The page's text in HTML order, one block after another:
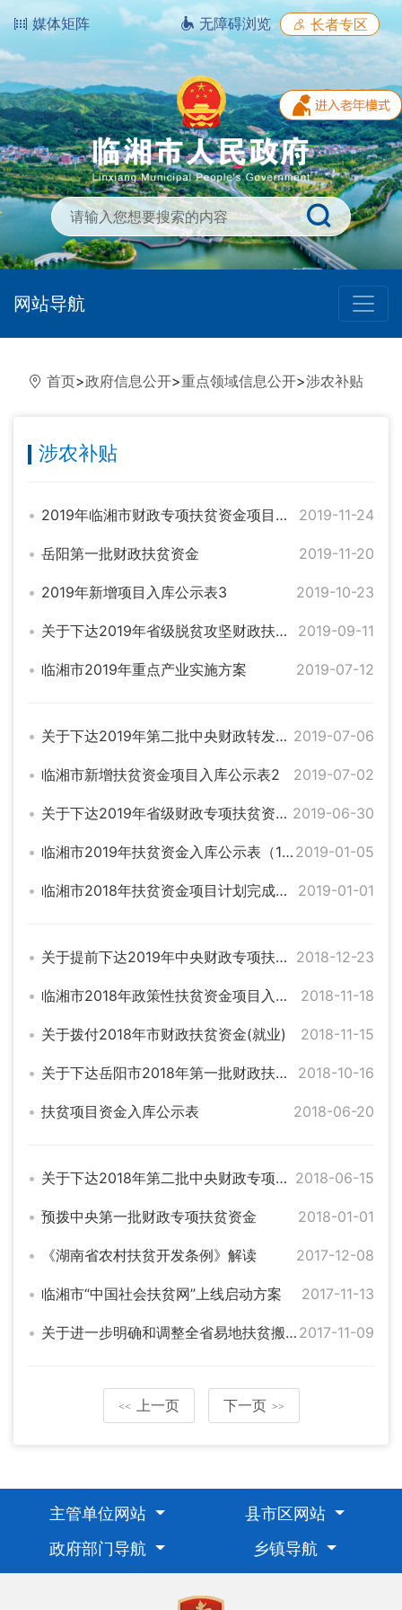
媒体矩阵 无障碍浏览 长者专区
网站导航
首页>政府信息公开>重点领域信息公开>涉农补贴
涉农补贴
2019年临湘市财政专项扶贫资金项目入库汇总表 2019-11-24
岳阳第一批财政扶贫资金 2019-11-20
2019年新增项目入库公示表3 2019-10-23
关于下达2019年省级脱贫攻坚财政扶贫资金计划的通知 2019-09-11
临湘市2019年重点产业实施方案 2019-07-12
关于下达2019年第二批中央财政转发扶贫资金的通知 2019-07-06
临湘市新增扶贫资金项目入库公示表2 2019-07-02
关于下达2019年省级财政专项扶贫资金的通知 2019-06-30
临湘市2019年扶贫资金入库公示表（1） 2019-01-05
临湘市2018年扶贫资金项目计划完成情况公示表 2019-01-01
关于提前下达2019年中央财政专项扶贫资金的通知 2018-12-23
临湘市2018年政策性扶贫资金项目入库公示表 2018-11-18
关于拨付2018年市财政扶贫资金(就业) 2018-11-15
关于下达岳阳市2018年第一批财政扶贫资金的通知 2018-10-16
扶贫项目资金入库公示表 2018-06-20
关于下达2018年第二批中央财政专项扶贫资金的通知 2018-06-15
预拨中央第一批财政专项扶贫资金 2018-01-01
《湖南省农村扶贫开发条例》解读 2017-12-08
临湘市“中国社会扶贫网”上线启动方案 2017-11-13
关于进一步明确和调整全省易地扶贫搬迁有关政策的通知 2017-11-09
<< 上一页 下一页 >>
主管单位网站
县市区网站
政府部门导航
乡镇导航